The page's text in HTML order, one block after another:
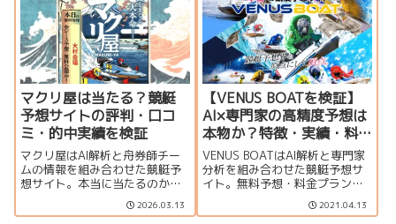
マクリ屋は当たる？競艇
予想サイトの評判・口コ
ミ・的中実績を検証
マクリ屋はAI解析と舟券師チー
ムの情報を組み合わせた競艇予
想サイト。本当に当たるのかを
検証し、特徴・的中実績・口コ
ミ・料金（調査中）・登録方法
2026.03.13
【VENUS BOATを検証】
AI×専門家の高精度予想は
本物か？特徴・実績・料
金を徹底解説
VENUS BOATはAI解析と専門家
分析を組み合わせた競艇予想サ
イト。無料予想・料金プラン・
的中実績・口コミを丁寧に紹
介。
2021.04.13